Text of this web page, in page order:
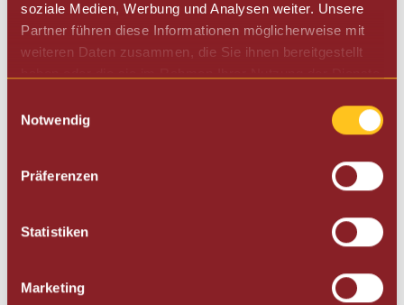
soziale Medien, Werbung und Analysen weiter. Unsere
Partner führen diese Informationen möglicherweise mit
weiteren Daten zusammen, die Sie ihnen bereitgestellt
Notwendig
Präferenzen
Statistiken
Marketing
Macap M2D
Die Kaffeemühle für
Zuhause oder im